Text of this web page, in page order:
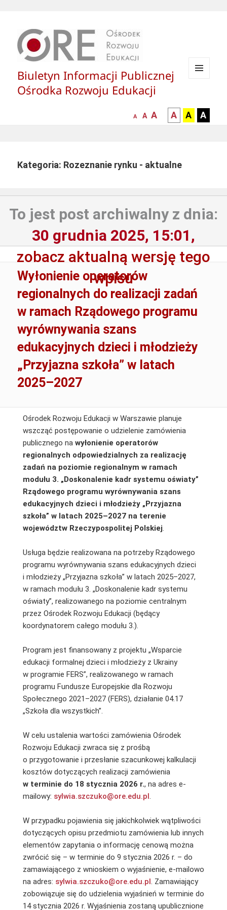
Biuletyn Informacji Publicznej
Ośrodka Rozwoju Edukacji
mniejsza
A
normalna
A
większa-
czcionka
A
kontrast
czarny
tle
A
kontrast
czarny
A
żółty
A
Kategoria: Rozeznanie rynku - aktualne
To jest post archiwalny z dnia:
30 grudnia 2025, 15:01,
zobacz aktualną wersję tego
wpisu
Wyłonienie operatorów
regionalnych do realizacji zadań
w ramach Rządowego programu
wyrównywania szans
edukacyjnych dzieci i młodzieży
„Przyjazna szkoła” w latach
2025–2027
Ośrodek Rozwoju Edukacji w Warszawie planuje
wszcząć postępowanie o udzielenie zamówienia
publicznego na wyłonienie operatorów
regionalnych odpowiedzialnych za realizację
zadań na poziomie regionalnym w ramach
modułu 3. „Doskonalenie kadr systemu oświaty”
Rządowego programu wyrównywania szans
edukacyjnych dzieci i młodzieży „Przyjazna
szkoła” w latach 2025–2027 na terenie
województw Rzeczypospolitej Polskiej.
Usługa będzie realizowana na potrzeby Rządowego
programu wyrównywania szans edukacyjnych dzieci
i młodzieży „Przyjazna szkoła” w latach 2025–2027,
w ramach modułu 3. „Doskonalenie kadr systemu
oświaty”, realizowanego na poziomie centralnym
przez Ośrodek Rozwoju Edukacji (będący
koordynatorem całego modułu 3.).
Program jest finansowany z projektu „Wsparcie
edukacji formalnej dzieci i młodzieży z Ukrainy
w programie FERS”, realizowanego w ramach
programu Fundusze Europejskie dla Rozwoju
Społecznego 2021–2027 (FERS), działanie 04.17
„Szkoła dla wszystkich”.
W celu ustalenia wartości zamówienia Ośrodek
Rozwoju Edukacji zwraca się z prośbą
o przygotowanie i przesłanie szacunkowej kalkulacji
kosztów dotyczących realizacji zamówienia
w terminie do 18 stycznia 2026 r., na adres e-
mailowy: sylwia.szczuko@ore.edu.pl.
W przypadku pojawienia się jakichkolwiek wątpliwości
dotyczących opisu przedmiotu zamówienia lub innych
elementów zapytania o informację cenową można
zwrócić się – w terminie do 9 stycznia 2026 r. – do
zamawiającego z wnioskiem o wyjaśnienie, e-mailowo
na adres: sylwia.szczuko@ore.edu.pl. Zamawiający
zobowiązuje się do udzielenia wyjaśnień w terminie do
14 stycznia 2026 r. Wyjaśnienia zostaną upublicznione